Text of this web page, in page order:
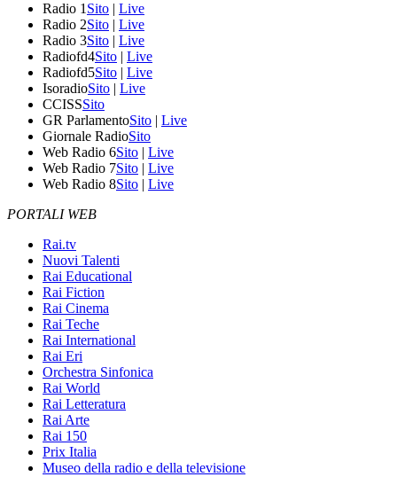
Radio 1 Sito | Live
Radio 2Sito | Live
Radio 3Sito | Live
Radiofd4Sito | Live
Radiofd5Sito | Live
IsoradioSito | Live
CCISSSito
GR ParlamentoSito | Live
Giornale RadioSito
Web Radio 6Sito | Live
Web Radio 7Sito | Live
Web Radio 8Sito | Live
PORTALI WEB
Rai.tv
Nuovi Talenti
Rai Educational
Rai Fiction
Rai Cinema
Rai Teche
Rai International
Rai Eri
Orchestra Sinfonica
Rai World
Rai Letteratura
Rai Arte
Rai 150
Prix Italia
Museo della radio e della televisione